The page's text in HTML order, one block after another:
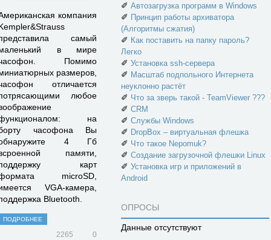
компания
самый
в мире
Помимо
размеров,
отличается
любое
на
часофона Вы
4 Гб
памяти,
карт
microSD,
VGA-камера,
Bluetooth.
ПОДРОБНЕЕ
2265 0
✐ Автозагрузка программ в Windows
✐ Принцип работы архиватора
(Алгоритмы сжатия)
✐ Как поставить на папку пароль?
Легко
✐ Установка ssh-сервера
✐ Масштаб подпольного Интернета
неуклонно растёт
✐ Что за зверь такой - TeamViewer ???
✐ CRM
✐ Службы Windows
✐ DropBox – виртуальная флешка
✐ Что такое Nepomuk?
✐ Создание загрузочной флешки Linux
✐ Установка игр и приложений в
Android
ОПРОСЫ
Данные отсутствуют